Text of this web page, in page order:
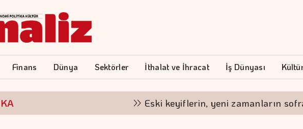
Finans Dünya Sektörler İthalat ve İhracat İş Dünyası
Eski keyiflerin, yeni zamanların sofrası